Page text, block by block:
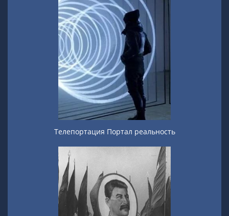
Телепортация Портал реальность